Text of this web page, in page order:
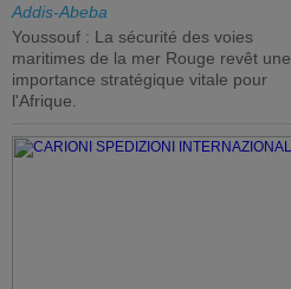
Addis-Abeba
Youssouf : La sécurité des voies
maritimes de la mer Rouge revêt une
importance stratégique vitale pour
l'Afrique.